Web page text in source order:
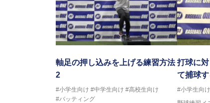
軸足の押し込みを上げる練習方法
2
#小学生向け #中学生向け #高校生向け
#バッティング
打球に
て捕球
#小学生向け